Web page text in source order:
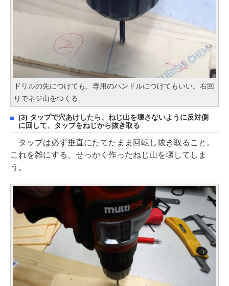
ドリルの先につけても、専用のハンドルにつけてもいい。右回
りでネジ山をつくる
(3) タップで穴あけしたら、ねじ山を壊さないように反対側
に回して、タップをねじから抜き取る
タップは必ず垂直にたてたまま回転し抜き取ること。
これを雑にする、せっかく作ったねじ山を壊してしま
う。